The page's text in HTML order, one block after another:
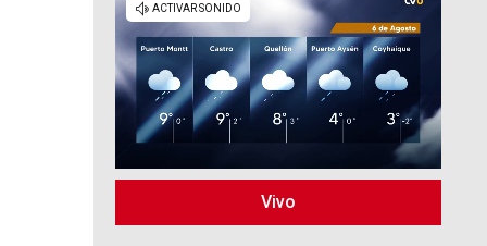
Noticias UdeC
La Discusión
Vivo